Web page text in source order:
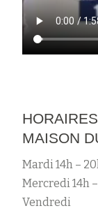
MAISON
Mardi 14h –
Mercredi 14h –
Vendredi